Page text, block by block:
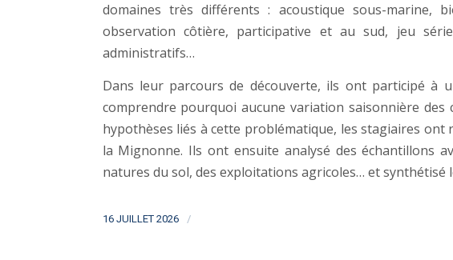
domaines très différents : acoustique sous-marine,
observation côtière, participative et au sud, jeu
administratifs…
Dans leur parcours de découverte, ils ont participé à
comprendre pourquoi aucune variation saisonnière
hypothèses liés à cette problématique, les stagiaires
la Mignonne. Ils ont ensuite analysé des échantillons
natures du sol, des exploitations agricoles… et
16 JUILLET 2026 /